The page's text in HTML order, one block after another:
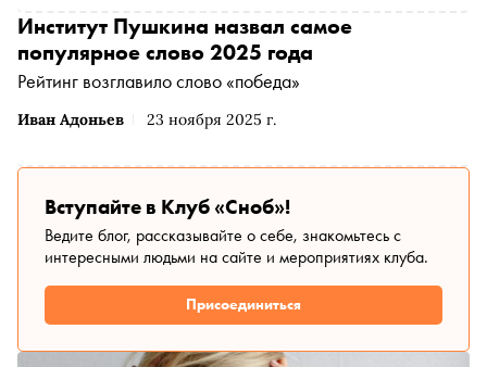
Иван Адоньев 23 ноября 2025 г.
Институт Пушкина назвал самое
популярное слово 2025 года
Рейтинг возглавило слово «победа»
Вступайте в Клуб «Сноб»!
Ведите блог, рассказывайте о себе, знакомьтесь с
интересными людьми на сайте и мероприятиях клуба.
Присоединиться